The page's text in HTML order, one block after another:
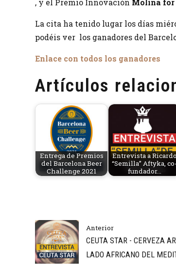
, y el Premio Innovación Molina
La cita ha tenido lugar los días
podéis ver los ganadores del
Enlace con todos los ganadores
Artículos
Entrega de Premios
del Barcelona Beer
Challenge 2021
Entrevista a
“Semilla” Aftyka,
fundador…
Anterior
CEUTA STAR - CERVEZA
LADO AFRICANO DEL